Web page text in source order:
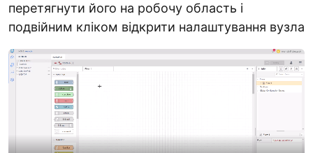
перетягнути його на робочу область і
подвійним кліком відкрити налаштування вузла